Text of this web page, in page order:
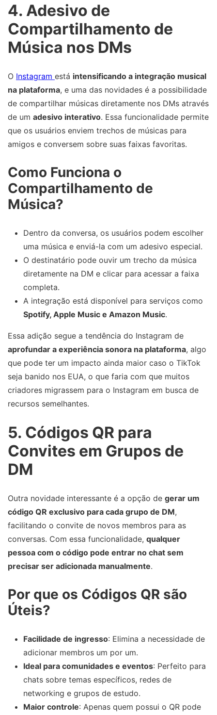
4. Adesivo de
Compartilhamento de
Música nos DMs
O Instagram está intensificando a integração musical
na plataforma, e uma das novidades é a possibilidade
de compartilhar músicas diretamente nos DMs através
de um adesivo interativo. Essa funcionalidade permite
que os usuários enviem trechos de músicas para
amigos e conversem sobre suas faixas favoritas.
Como Funciona o
Compartilhamento de
Música?
Dentro da conversa, os usuários podem escolher
uma música e enviá-la com um adesivo especial.
O destinatário pode ouvir um trecho da música
diretamente na DM e clicar para acessar a faixa
completa.
A integração está disponível para serviços como
Spotify, Apple Music e Amazon Music.
Essa adição segue a tendência do Instagram de
aprofundar a experiência sonora na plataforma, algo
que pode ter um impacto ainda maior caso o TikTok
seja banido nos EUA, o que faria com que muitos
criadores migrassem para o Instagram em busca de
recursos semelhantes.
5. Códigos QR para
Convites em Grupos de
DM
Outra novidade interessante é a opção de gerar um
código QR exclusivo para cada grupo de DM,
facilitando o convite de novos membros para as
conversas. Com essa funcionalidade, qualquer
pessoa com o código pode entrar no chat sem
precisar ser adicionada manualmente.
Por que os Códigos QR são
Úteis?
Facilidade de ingresso: Elimina a necessidade de
adicionar membros um por um.
Ideal para comunidades e eventos: Perfeito para
chats sobre temas específicos, redes de
networking e grupos de estudo.
Maior controle: Apenas quem possui o QR pode